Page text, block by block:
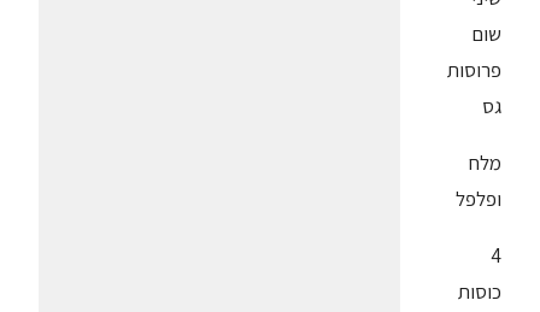
שום
פרוסות
גס
מלח
ופלפל
4
כוסות